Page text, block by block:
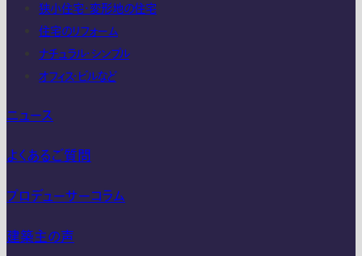
狭小住宅・変形地の住宅
住宅のリフォーム
ナチュラル・シンプル
オフィス・ビルなど
ニュース
よくあるご質問
プロデューサーコラム
建築主の声